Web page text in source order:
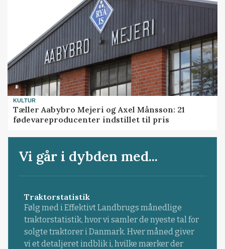
KULTUR
Tæller Aabybro Mejeri og Axel Månsson: 21
fødevareproducenter indstillet til pris
Vi går i dybden med...
Traktorstatistik
Følg med i Effektivt Landbrugs månedlige
traktorstatistik, hvor vi samler de nyeste tal for
solgte traktorer i Danmark. Hver måned giver
vi et detaljeret indblik i, hvilke mærker der